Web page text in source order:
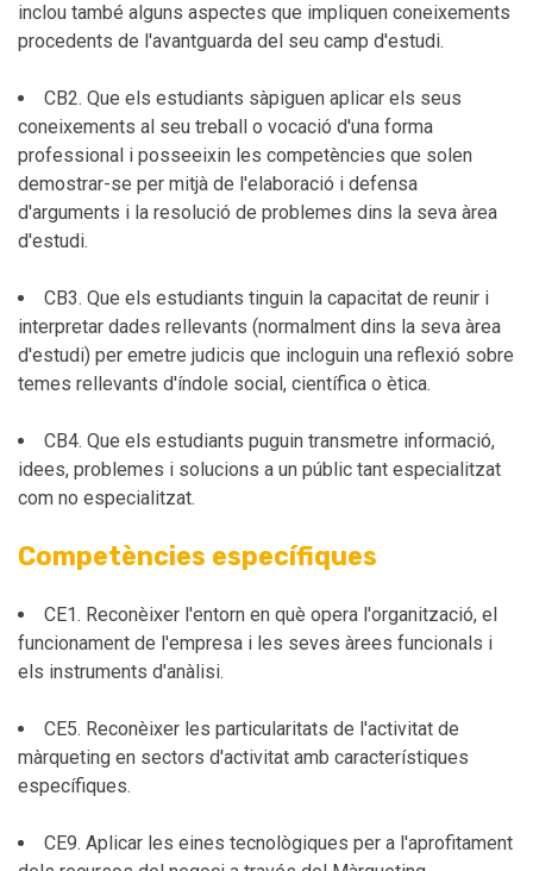
inclou també alguns aspectes que impliquen coneixements
procedents de l'avantguarda del seu camp d'estudi.
CB2. Que els estudiants sàpiguen aplicar els seus
coneixements al seu treball o vocació d'una forma
professional i posseeixin les competències que solen
demostrar-se per mitjà de l'elaboració i defensa
d'arguments i la resolució de problemes dins la seva àrea
d'estudi.
CB3. Que els estudiants tinguin la capacitat de reunir i
interpretar dades rellevants (normalment dins la seva àrea
d'estudi) per emetre judicis que incloguin una reflexió sobre
temes rellevants d'índole social, científica o ètica.
CB4. Que els estudiants puguin transmetre informació,
idees, problemes i solucions a un públic tant especialitzat
com no especialitzat.
Competències específiques
CE1. Reconèixer l'entorn en què opera l'organització, el
funcionament de l'empresa i les seves àrees funcionals i
els instruments d'anàlisi.
CE5. Reconèixer les particularitats de l'activitat de
màrqueting en sectors d'activitat amb característiques
específiques.
CE9. Aplicar les eines tecnològiques per a l'aprofitament